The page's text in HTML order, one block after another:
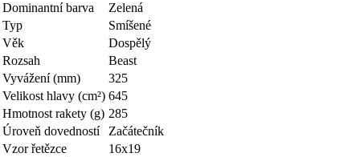
Dominantní barva
Zelená
Typ
Smíšené
Věk
Dospělý
Rozsah
Beast
Vyvážení (mm)
325
Velikost hlavy (cm²) 645
Hmotnost rakety (g) 285
Úroveň dovedností
Začátečník
Vzor řetězce
16x19